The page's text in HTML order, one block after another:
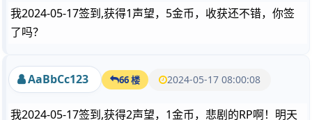
我2024-05-17签到,获得1声望，5金币，收获还不错，你签
了吗？
AaBbCc123 66 楼 2024-05-17 08:00:08
我2024-05-17签到,获得2声望，1金币，悲剧的RP啊！明天